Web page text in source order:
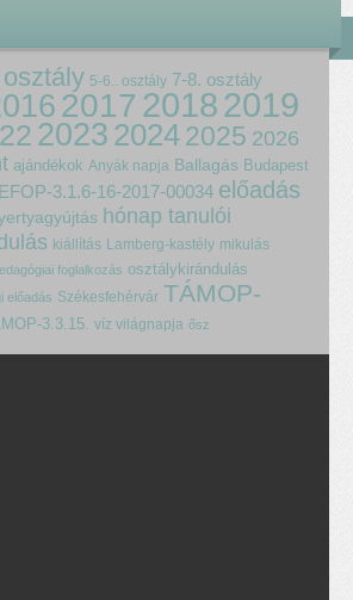
5-6.. osztály 7-8. osztály
2017 20182019
2023 20242025 2026
ajándékok Anyák napja Ballagás Budapest
EFOP-3.1.6-16-2017-00034 előadás
hónap tanulói
kiállítás Lamberg-kastély mikulás
foglalkozás osztálykirándulás
előadás Székesfehérvár TÁMOP-
3.3.15. víz világnapja ősz